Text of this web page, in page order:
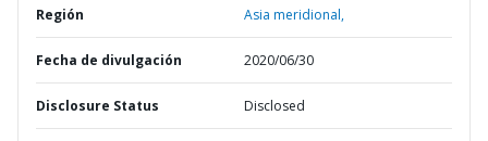
Región Asia meridional,
Fecha de divulgación 2020/06/30
Disclosure Status Disclosed